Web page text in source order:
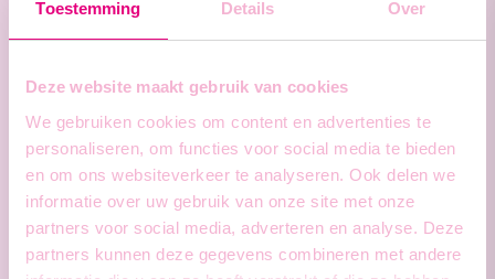
Toestemming Details Over
Deze website maakt gebruik van cookies
We gebruiken cookies om content en advertenties te
personaliseren, om functies voor social media te bieden
en om ons websiteverkeer te analyseren. Ook delen we
informatie over uw gebruik van onze site met onze
partners voor social media, adverteren en analyse. Deze
partners kunnen deze gegevens combineren met andere
Diksmuide / Dagwerk
Kachelplaatser
Eeklo / Dagwerk